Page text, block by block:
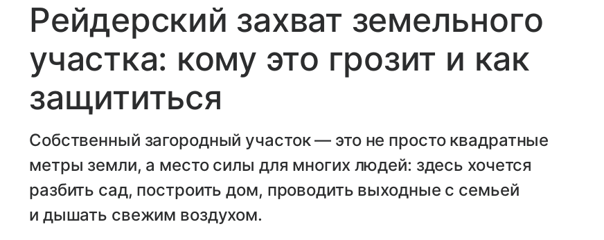
Рейдерский захват земельного
участка: кому это грозит и как
защититься
Собственный загородный участок — это не просто квадратные
метры земли, а место силы для многих людей: здесь хочется
разбить сад, построить дом, проводить выходные с семьей
и дышать свежим воздухом.